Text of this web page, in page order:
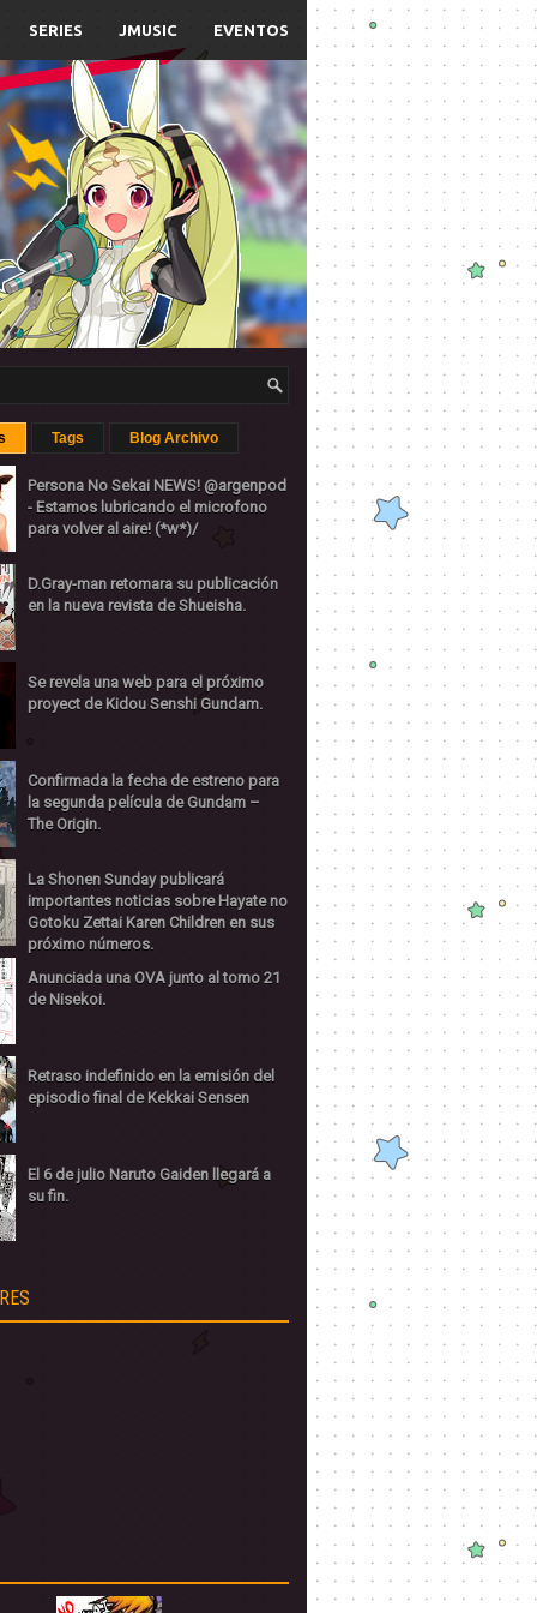
SERIES JMUSIC EVENTOS
Tags Blog Archivo
Persona No Sekai NEWS! @argenpod
- Estamos lubricando el microfono
para volver al aire! (*w*)/
D.Gray-man retomara su publicación
en la nueva revista de Shueisha.
Se revela una web para el próximo
proyect de Kidou Senshi Gundam.
Confirmada la fecha de estreno para
la segunda película de Gundam –
The Origin.
La Shonen Sunday publicará
importantes noticias sobre Hayate no
Gotoku Zettai Karen Children en sus
próximo números.
Anunciada una OVA junto al tomo 21
de Nisekoi.
Retraso indefinido en la emisión del
episodio final de Kekkai Sensen
El 6 de julio Naruto Gaiden llegará a
su fin.